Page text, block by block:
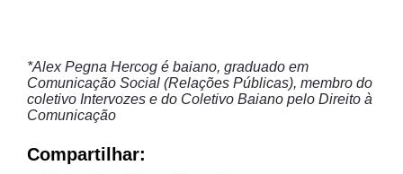
*Alex Pegna Hercog é baiano, graduado em
Comunicação Social (Relações Públicas), membro do
coletivo Intervozes e do Coletivo Baiano pelo Direito à
Comunicação
Compartilhar: